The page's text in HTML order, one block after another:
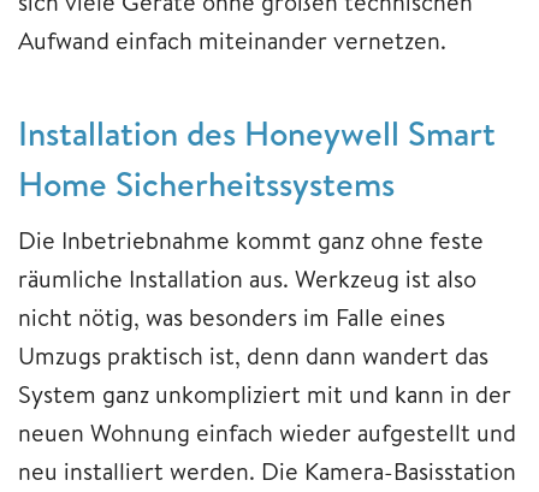
Aufwand einfach miteinander vernetzen.
Installation des Honeywell Smart
Home Sicherheitssystems
Die Inbetriebnahme kommt ganz ohne feste
räumliche Installation aus. Werkzeug ist also
nicht nötig, was besonders im Falle eines
Umzugs praktisch ist, denn dann wandert das
System ganz unkompliziert mit und kann in der
neuen Wohnung einfach wieder aufgestellt und
neu installiert werden. Die Kamera-Basisstation